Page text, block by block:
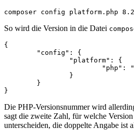
So wird die Version in die Datei
{
Die PHP-Versionsnummer wird
sagt die zweite Zahl, für welche
unterscheiden, die doppelte Angabe ist